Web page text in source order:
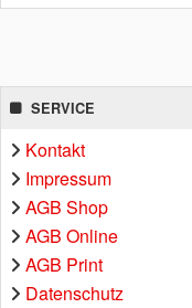
SERVICE
Kontakt
Impressum
AGB Shop
AGB Online
AGB Print
Datenschutz